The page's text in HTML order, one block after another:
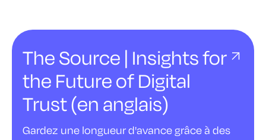
The Source | Insights for
the Future of Digital
Trust (en anglais)
Gardez une longueur d'avance grâce à des